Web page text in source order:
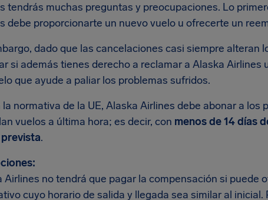
tendrás muchas preguntas y preocupaciones. Lo
debe proporcionarte un nuevo vuelo u ofrecerte un
dado que las cancelaciones casi siempre alteran
si además tienes derecho a reclamar a Alaska Airlines
que ayude a paliar los problemas sufridos.
la normativa de la UE, Alaska Airlines debe abonar a los
vuelos a última hora; es decir, con menos de 14 días
.
Airlines no tendrá que pagar la compensación si puede
cuyo horario de salida y llegada sea similar al